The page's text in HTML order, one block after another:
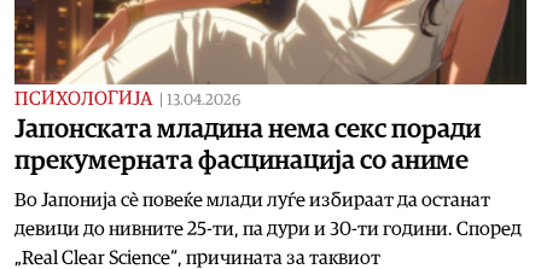
ПСИХОЛОГИЈА 13.04.2026
Јапонската младина нема секс поради
прекумерната фасцинација со аниме
Во Јапонија сè повеќе млади луѓе избираат да останат
девици до нивните 25-ти, па дури и 30-ти години. Според
„Real Clear Science“, причината за таквиот